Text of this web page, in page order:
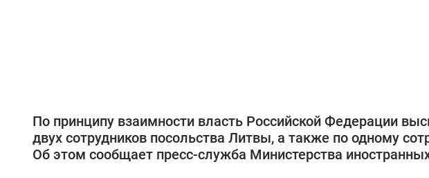
По принципу взаимности власть Российской Федерации
двух сотрудников посольства Литвы, а также по одному
Об этом сообщает пресс-служба Министерства